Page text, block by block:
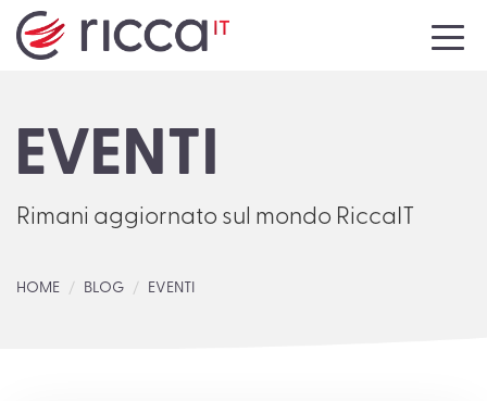
SERVIZI
EVENTI
Rimani aggiornato sul mondo RiccaIT
HOME BLOG EVENTI